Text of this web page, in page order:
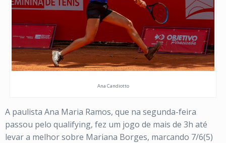
Ana Candiotto
A paulista Ana Maria Ramos, que na segunda-feira
passou pelo qualifying, fez um jogo de mais de 3h até
levar a melhor sobre Mariana Borges, marcando 7/6(5)